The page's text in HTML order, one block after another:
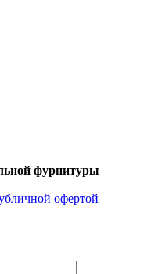
фурнитуры
офертой